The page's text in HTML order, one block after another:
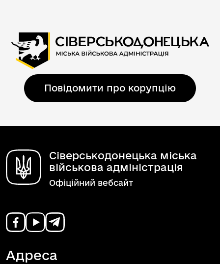
Повідомити про корупцію
Сіверськодонецька міська
військова адміністрація
Офіційний вебсайт
Адреса